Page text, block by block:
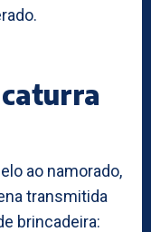
ao namorado,
transmitida
brincadeira: